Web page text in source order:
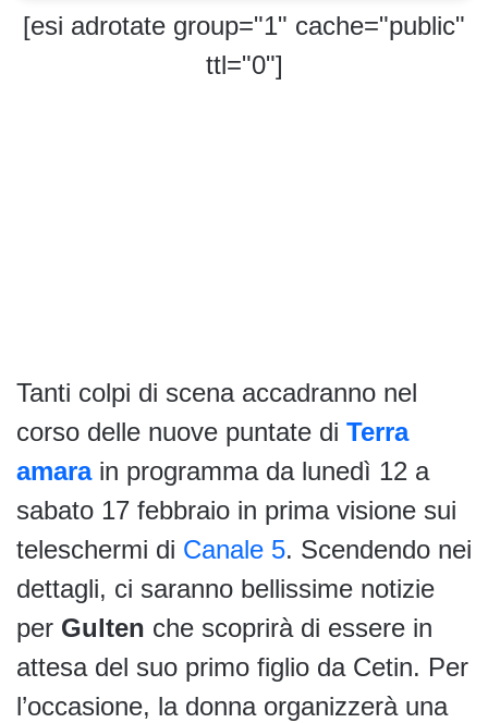
[esi adrotate group="1" cache="public"
ttl="0"]
Tanti colpi di scena accadranno nel
corso delle nuove puntate di Terra
amarain programma da lunedì 12 a
sabato 17 febbraio in prima visione sui
teleschermi di Canale 5. Scendendo nei
dettagli, ci saranno bellissime notizie
per Gulten che scoprirà di essere in
attesa del suo primo figlio da Cetin. Per
l’occasione, la donna organizzerà una